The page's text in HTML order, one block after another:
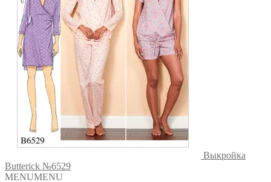
Выкройка
Butterick №6529
MENUMENU